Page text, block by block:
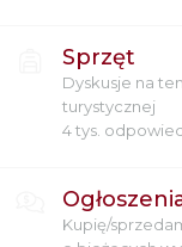
Sprzęt
Dyskusje na
turystycznej
4 tys.
Kupię/